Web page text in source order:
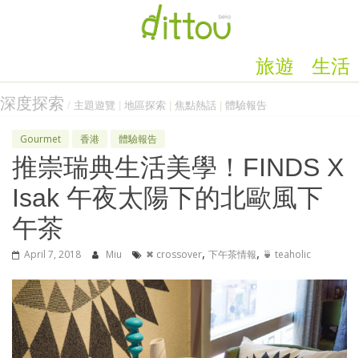
生活
旅遊
深度探索 / 主題遊覽 地區探索 焦點熱話 體驗報告
Gourmet 香港 體驗報告
推崇瑞典生活美學！FINDS X
Isak 午夜太陽下的北歐風下
午茶
April 7, 2018 Miu ✖ crossover, 下午茶情報, 🍵 teaholic